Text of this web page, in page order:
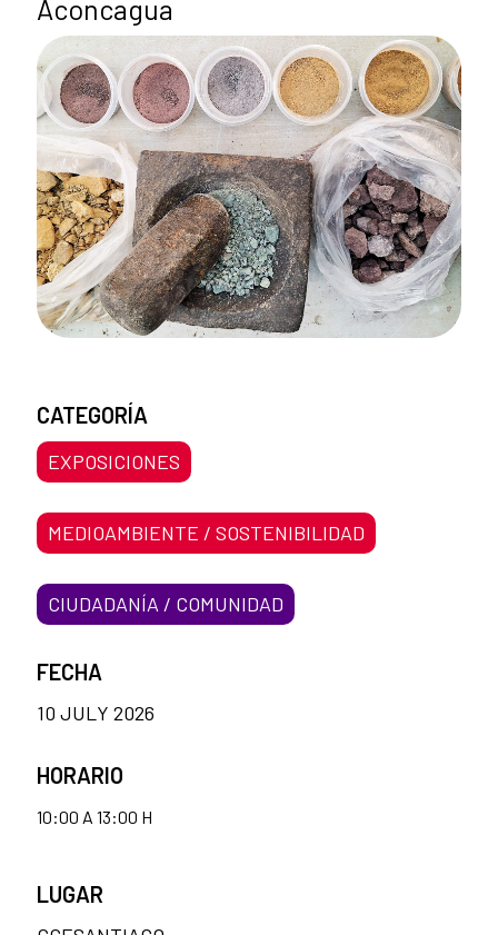
Aconcagua
CATEGORÍA
EXPOSICIONES
MEDIOAMBIENTE / SOSTENIBILIDAD
CIUDADANÍA / COMUNIDAD
FECHA
10 JULY 2026
HORARIO
10:00 A 13:00 H
LUGAR